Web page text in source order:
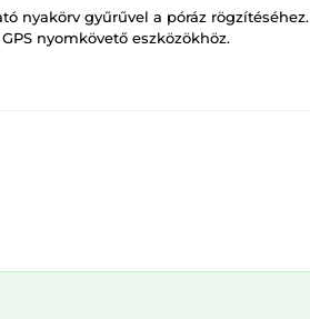
nyakörv gyűrűvel a póráz rögzítéséhez.
nyomkövető eszközökhöz.